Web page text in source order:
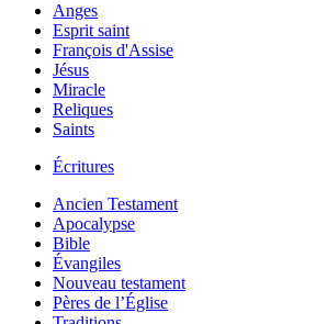
Anges
Esprit saint
François d'Assise
Jésus
Miracle
Reliques
Saints
Écritures
Ancien Testament
Apocalypse
Bible
Évangiles
Nouveau testament
Pères de l’Église